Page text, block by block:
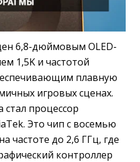
6,8-дюймовым OLED-
1,5K и частотой
плавную
игровых сценах.
процессор
Это чип с восемью
частоте до 2,6 ГГц, где
контроллер